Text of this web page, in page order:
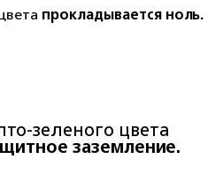
прокладывается ноль.
зеленого цвета
заземление.